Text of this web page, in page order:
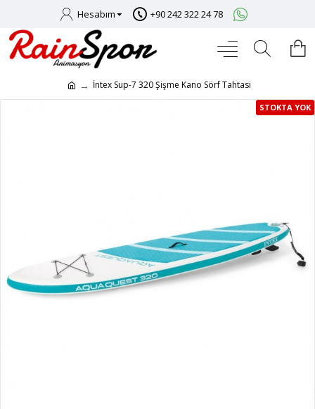
Hesabım +90 242 322 24 78
İntex Sup-7 320 Şişme Kano Sörf Tahtasi
STOKTA YOK